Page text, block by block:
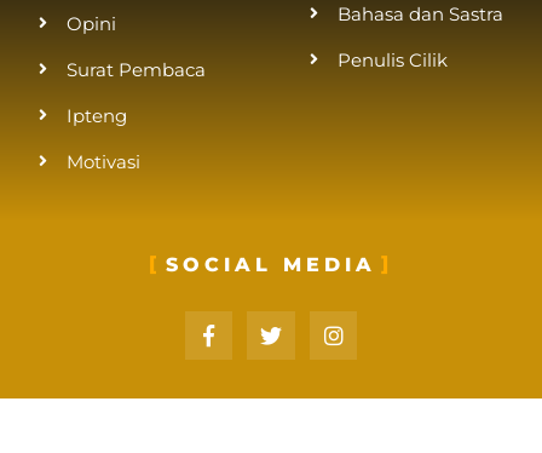
Opini
Surat Pembaca
Ipteng
Motivasi
Bahasa dan Sastra
Penulis Cilik
SOCIAL MEDIA